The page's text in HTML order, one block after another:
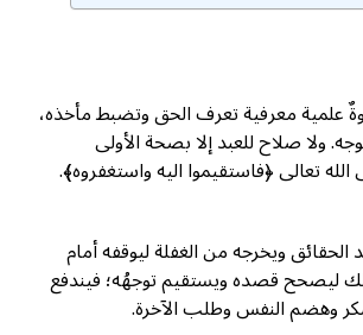
علمية معرفية تعرف الحق وتضبط مأخذه،
ولا صلاح للعبد إلا بصحة الأولى
الله تعالى ﴿فاستقيموا اليه واستغفروه﴾.
ويخرجه من الغفلة ليوقفه أمام
ليصحح قصده ويستقيم توجهُه؛ فيندفع
وهضم النفس وطلب الآخرة.